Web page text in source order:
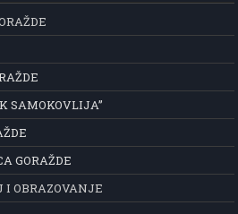
SAMOKOVLIJA”
GORAŽDE
I OBRAZOVANJE